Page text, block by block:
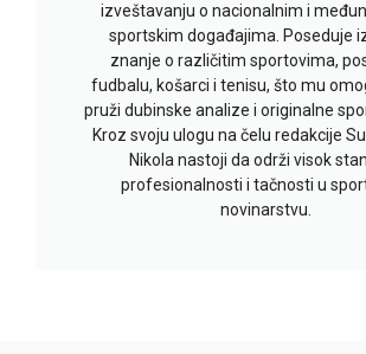
izveštavanju o nacionalnim i
sportskim događajima. Poseduje
znanje o različitim sportovima,
fudbalu, košarci i tenisu, što mu
pruži dubinske analize i originalne
Kroz svoju ulogu na čelu redakcije
Nikola nastoji da održi visok
profesionalnosti i tačnosti u
novinarstvu.